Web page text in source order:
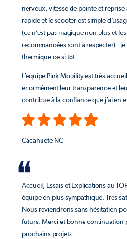
nerveux, vitesse de pointe et reprise
rapide et le scooter est simple
(ce n’est pas magique non plus et
recommandées sont à respecter) :
thermique de si tôt.
L’équipe Pink Mobility est très
énormément leur transparence et
contribue à la confiance que j’ai en
Cacahuete NC
Accueil, Essais et Explications au
équipe en plus sympathique. Très
Nous reviendrons sans hésitation
futurs. Merci et bonne continuation
prochains projets.